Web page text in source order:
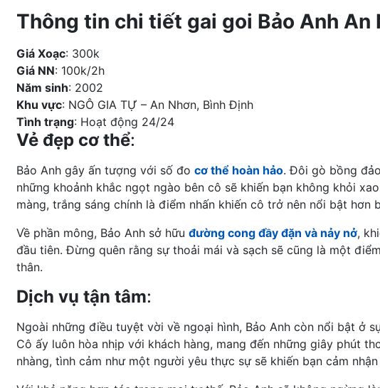
Thông tin chi tiết gai goi Bảo Anh An
Giá Xoạc: 300k
Giá NN: 100k/2h
Năm sinh: 2002
Khu vực: NGÔ GIA TỰ – An Nhơn, Bình Định
Tình trạng: Hoạt động 24/24
Vẻ đẹp cơ thể:
Bảo Anh gây ấn tượng với số đo cơ thể hoàn hảo. Đôi gò bồng
những khoảnh khắc ngọt ngào bên cô sẽ khiến bạn không khỏi
màng, trắng sáng chính là điểm nhấn khiến cô trở nên nổi bật hơn
Về phần mông, Bảo Anh sở hữu đường cong đầy đặn và nảy nở,
đầu tiên. Đừng quên rằng sự thoải mái và sạch sẽ cũng là một
thân.
Dịch vụ tận tâm:
Ngoài những điều tuyệt vời về ngoại hình, Bảo Anh còn nổi bật ở
Cô ấy luôn hòa nhịp với khách hàng, mang đến những giây phút
nhàng, tình cảm như một người yêu thực sự sẽ khiến bạn cảm